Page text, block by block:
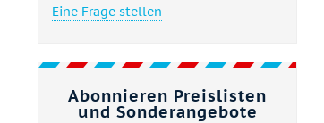
Eine Frage stellen
Abonnieren Preislisten
und Sonderangebote